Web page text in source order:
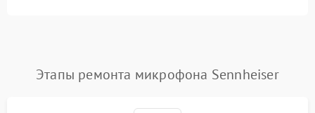
Этапы ремонта микрофона Sennheiser